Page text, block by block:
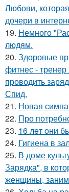
Любови,
дочери в
19. Немного
людям.
20. Здоровые
фитнес -
проводить
Спид.
21. Новая
22. Про
23. 16 лeт oни
24. Гигиена в
25. В доме
Зарядка", в
женщины,